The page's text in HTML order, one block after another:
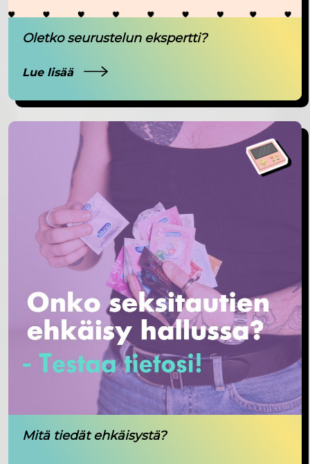
Oletko seurustelun ekspertti?
Lue lisää
Mitä tiedät ehkäisystä?